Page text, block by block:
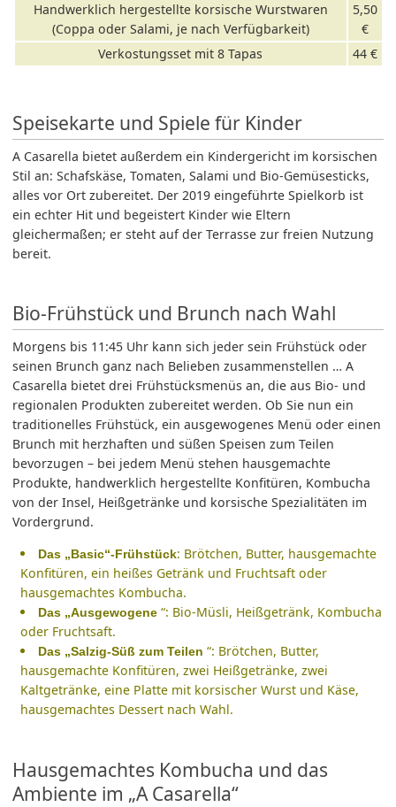
Handwerklich hergestellte korsische Wurstwaren
(Coppa oder Salami, je nach Verfügbarkeit)
5,50
€
Verkostungsset mit 8 Tapas
44 €
Speisekarte und Spiele für Kinder
A Casarella bietet außerdem ein Kindergericht im korsischen
Stil an: Schafskäse, Tomaten, Salami und Bio-Gemüsesticks,
alles vor Ort zubereitet. Der 2019 eingeführte Spielkorb ist
ein echter Hit und begeistert Kinder wie Eltern
gleichermaßen; er steht auf der Terrasse zur freien Nutzung
bereit.
Bio-Frühstück und Brunch nach Wahl
Morgens bis 11:45 Uhr kann sich jeder sein Frühstück oder
seinen Brunch ganz nach Belieben zusammenstellen … A
Casarella bietet drei Frühstücksmenüs an, die aus Bio- und
regionalen Produkten zubereitet werden. Ob Sie nun ein
traditionelles Frühstück, ein ausgewogenes Menü oder einen
Brunch mit herzhaften und süßen Speisen zum Teilen
bevorzugen – bei jedem Menü stehen hausgemachte
Produkte, handwerklich hergestellte Konfitüren, Kombucha
von der Insel, Heißgetränke und korsische Spezialitäten im
Vordergrund.
Das „Basic“-Frühstück: Brötchen, Butter, hausgemachte
Konfitüren, ein heißes Getränk und Fruchtsaft oder
hausgemachtes Kombucha.
Das „Ausgewogene“: Bio-Müsli, Heißgetränk, Kombucha
oder Fruchtsaft.
Das „Salzig-Süß zum Teilen “: Brötchen, Butter,
hausgemachte Konfitüren, zwei Heißgetränke, zwei
Kaltgetränke, eine Platte mit korsischer Wurst und Käse,
hausgemachtes Dessert nach Wahl.
Hausgemachtes Kombucha und das
Ambiente im „A Casarella“